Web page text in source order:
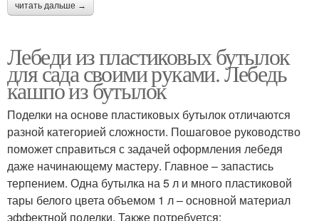
читать дальше →
Лебеди из пластиковых бутылок
для сада своими руками. Лебедь
кашпо из бутылок
Поделки на основе пластиковых бутылок отличаются
разной категорией сложности. Пошаговое руководство
поможет справиться с задачей оформления лебедя
даже начинающему мастеру. Главное – запастись
терпением. Одна бутылка на 5 л и много пластиковой
тары белого цвета объемом 1 л – основной материал
эффектной поделки. Также потребуется: